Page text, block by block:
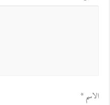
الاسم*